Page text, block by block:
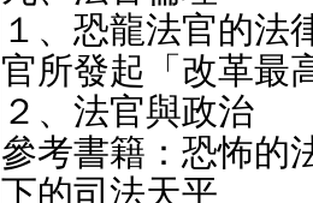
１、恐龍法官的法
官所發起「改革最
２、法官與政治
參考書籍：恐怖的
下的司法天平